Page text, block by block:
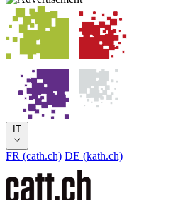
IT
FR (cath.ch) DE (kath.ch)